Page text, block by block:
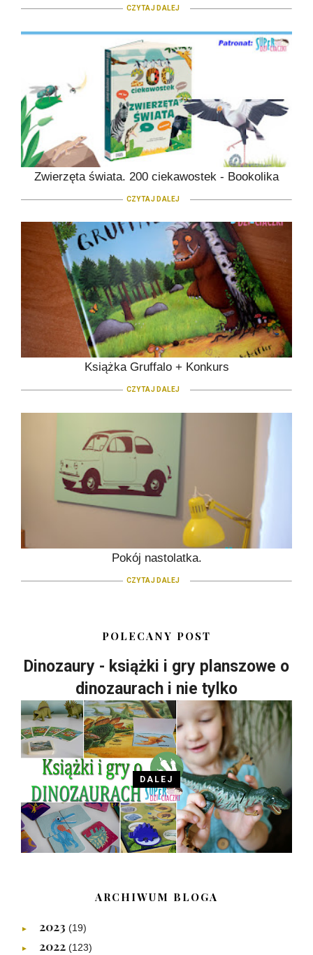
CZYTAJ DALEJ
Zwierzęta świata. 200 ciekawostek - Bookolika
CZYTAJ DALEJ
Książka Gruffalo + Konkurs
CZYTAJ DALEJ
Pokój nastolatka.
CZYTAJ DALEJ
POLECANY POST
Dinozaury - książki i gry planszowe o
dinozaurach i nie tylko
DALEJ
ARCHIWUM BLOGA
► 2023 (19)
► 2022 (123)